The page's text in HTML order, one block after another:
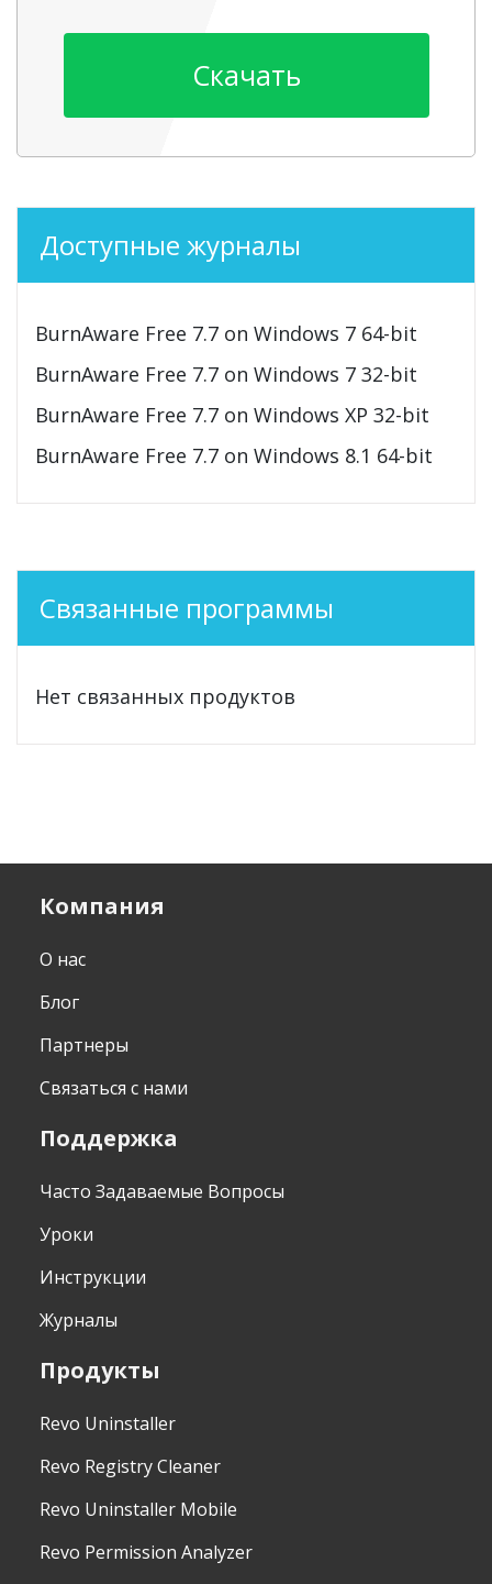
Скачать
Доступные журналы
BurnAware Free 7.7 on Windows 7 64-bit
BurnAware Free 7.7 on Windows 7 32-bit
BurnAware Free 7.7 on Windows XP 32-bit
BurnAware Free 7.7 on Windows 8.1 64-bit
Связанные программы
Нет связанных продуктов
Компания
О нас
Блог
Партнеры
Связаться с нами
Поддержка
Часто Задаваемые Вопросы
Уроки
Инструкции
Журналы
Продукты
Revo Uninstaller
Revo Registry Cleaner
Revo Uninstaller Mobile
Revo Permission Analyzer